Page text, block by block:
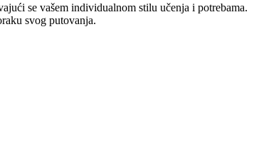
se vašem individualnom stilu učenja i potrebama.
svog putovanja.